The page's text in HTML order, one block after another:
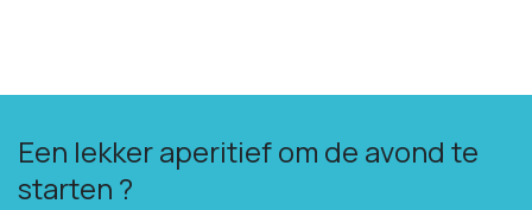
Een lekker aperitief om de avond te
starten ?